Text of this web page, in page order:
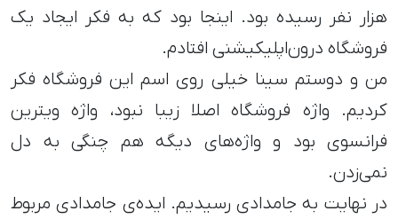
هزار نفر رسیده بود. اینجا بود که به فکر ایجاد یک
فروشگاه درون‌اپلیکیشنی افتادم.
من و دوستم سینا خیلی روی اسم این فروشگاه فکر
کردیم. واژه فروشگاه اصلا زیبا نبود، واژه ویترین
فرانسوی بود و واژه‌های دیگه‌ هم چنگی به دل
نمی‌زدن.
در نهایت به جامدادی رسیدیم. ایده‌ی جامدادی مربوط